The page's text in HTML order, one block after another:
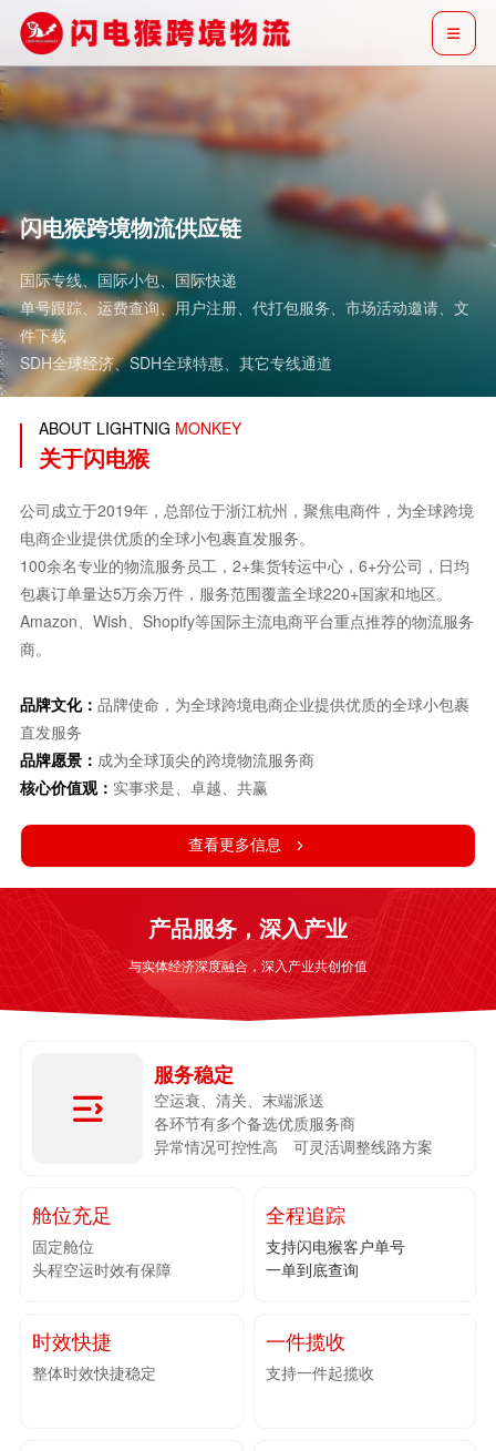
闪电猴跨境物流供应链
国际专线、国际小包、国际快递
单号跟踪、运费查询、用户注册、代打包服务、市场活动邀请、文
件下载
SDH全球经济、SDH全球特惠、其它专线通道
ABOUT LIGHTNIG MONKEY
关于闪电猴
公司成立于2019年，总部位于浙江杭州，聚焦电商件，为全球跨境
电商企业提供优质的全球小包裹直发服务。
100余名专业的物流服务员工，2+集货转运中心，6+分公司，日均
包裹订单量达5万余万件，服务范围覆盖全球220+国家和地区。
Amazon、Wish、Shopify等国际主流电商平台重点推荐的物流服务
商。
品牌文化： 品牌使命，为全球跨境电商企业提供优质的全球小包裹
直发服务
品牌愿景： 成为全球顶尖的跨境物流服务商
核心价值观： 实事求是、卓越、共赢
查看更多信息
产品服务，深入产业
与实体经济深度融合，深入产业共创价值

服务稳定
空运衰、清关、末端派送
各环节有多个备选优质服务商
异常情况可控性高 可灵活调整线路方案
舱位充足
固定舱位
头程空运时效有保障
全程追踪
支持闪电猴客户单号
一单到底查询
时效快捷
整体时效快捷稳定
一件揽收
支持一件起揽收